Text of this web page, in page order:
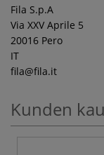
Fila S.p.A
Via XXV Aprile 5
20016 Pero
IT
fila@fila.it
Kunden